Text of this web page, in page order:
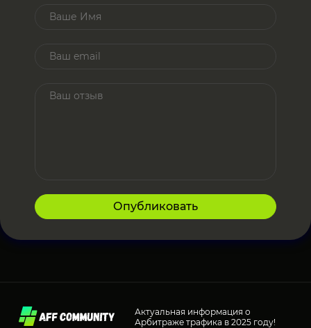
Опубликовать
Актуальная информация о
Арбитраже трафика в 2025 году!